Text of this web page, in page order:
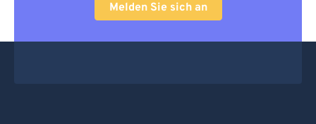
Melden Sie sich an